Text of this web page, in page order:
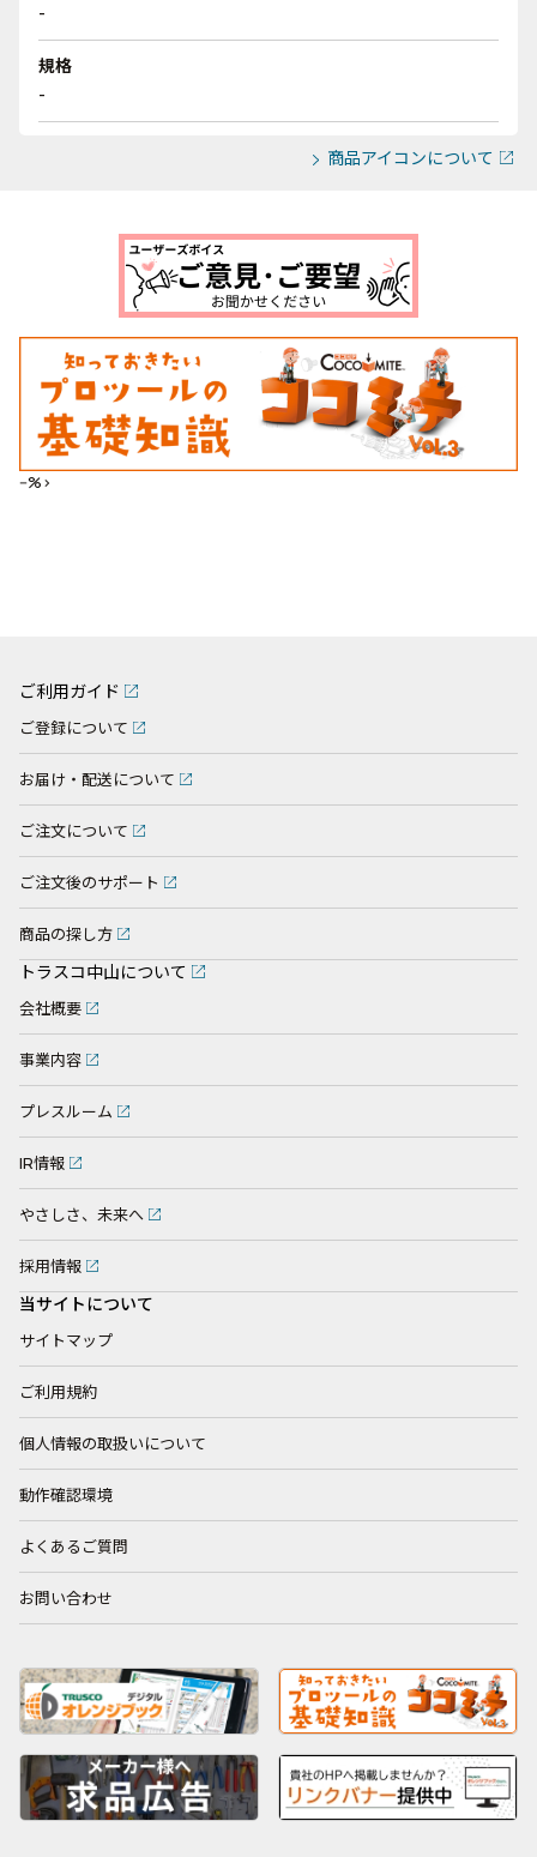
-
規格
-
商品アイコンについて
--%>
ご利用ガイド
ご登録について
お届け・配送について
ご注文について
ご注文後のサポート
商品の探し方
トラスコ中山について
会社概要
事業内容
プレスルーム
IR情報
やさしさ、未来へ
採用情報
当サイトについて
サイトマップ
ご利用規約
個人情報の取扱いについて
動作確認環境
よくあるご質問
お問い合わせ